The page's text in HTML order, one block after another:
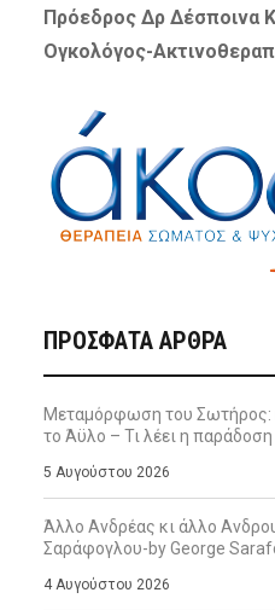
Πρόεδρος Δρ Δέσποινα
Ογκολόγος-
ΠΡΌΣΦΑΤΑ ΆΡΘΡΑ
Μεταμόρφωση του Σωτήρος:
το Άϋλο – Τι λέει η παράδοση
5 Αυγούστου 2026
Άλλο Ανδρέας κι άλλο
Σαράφογλου-by George
4 Αυγούστου 2026